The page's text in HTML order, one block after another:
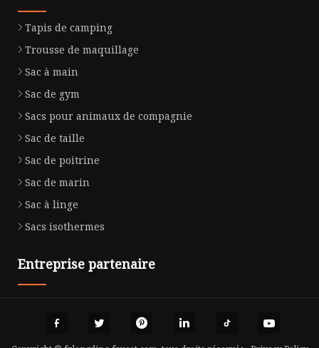
Tapis de camping
Trousse de maquillage
Sac à main
Sac de gym
Sacs pour animaux de compagnie
Sac de taille
Sac de poitrine
Sac de marin
Sac à linge
Sacs isothermes
Entreprise partenaire